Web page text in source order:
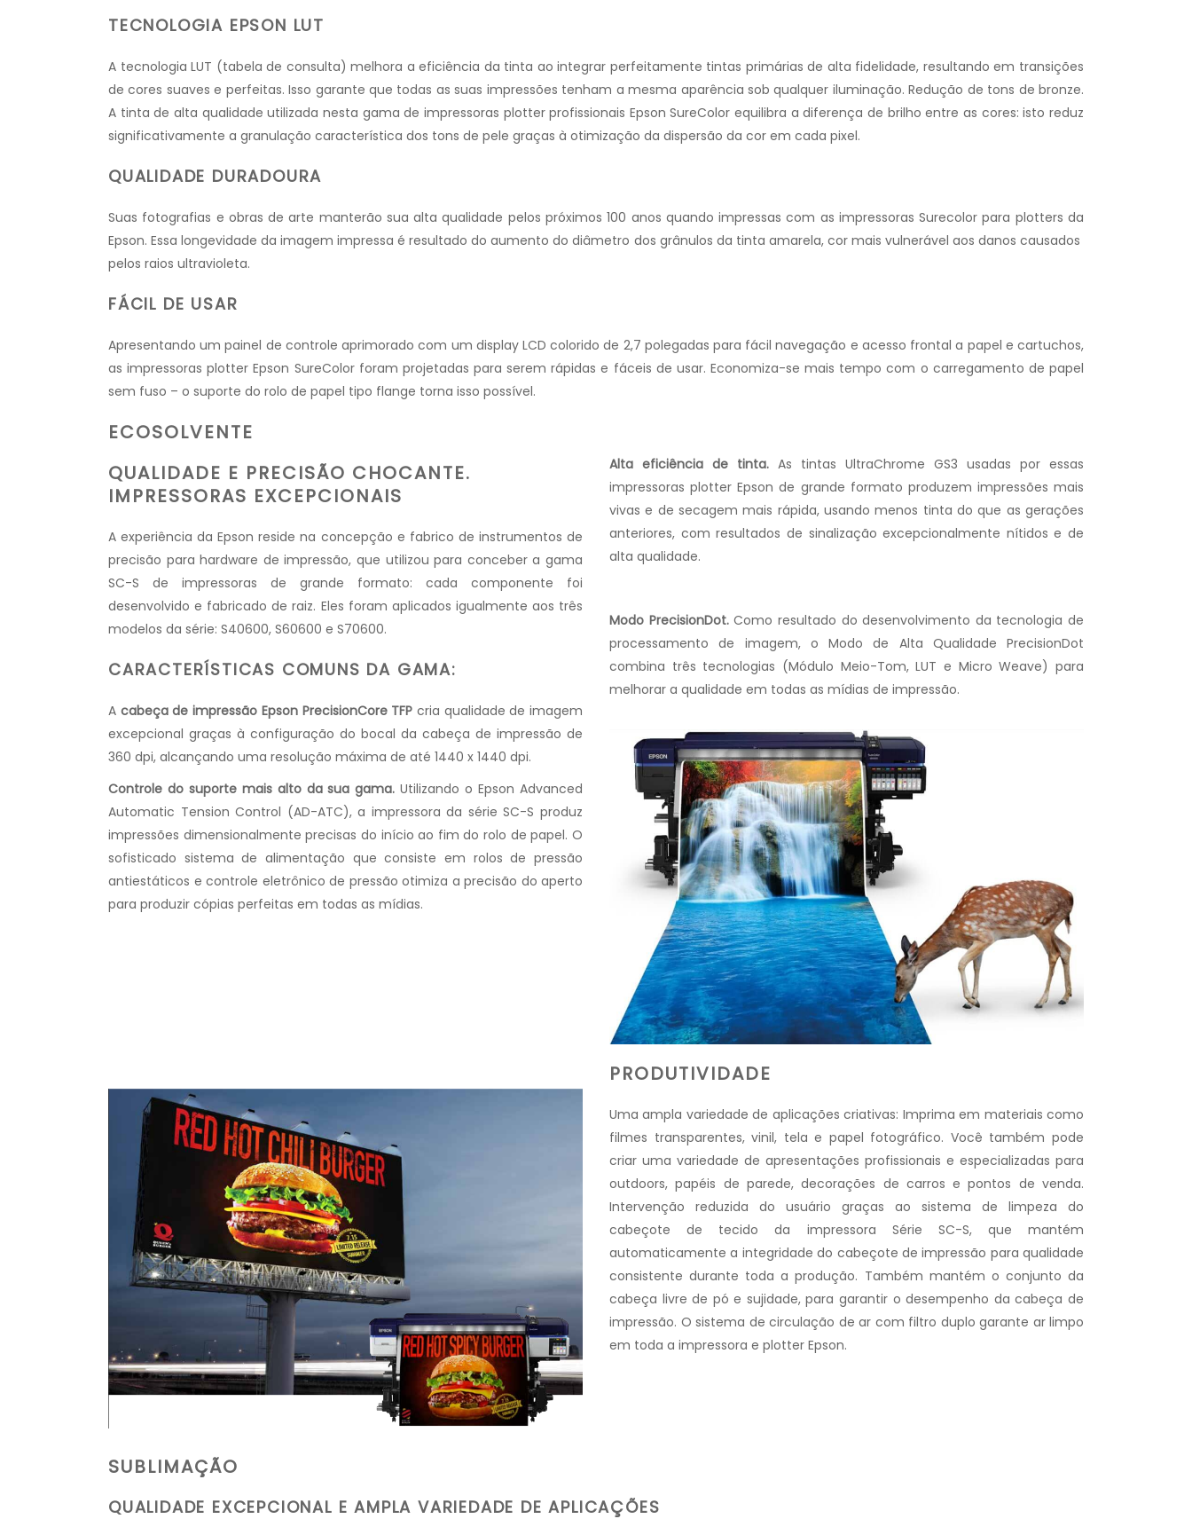
TECNOLOGIA EPSON LUT
A tecnologia LUT (tabela de consulta) melhora a eficiência da tinta ao integrar perfeitamente tintas primárias de alta fidelidade, resultando em transições
de cores suaves e perfeitas. Isso garante que todas as suas impressões tenham a mesma aparência sob qualquer iluminação. Redução de tons de bronze.
A tinta de alta qualidade utilizada nesta gama de impressoras plotter profissionais Epson SureColor equilibra a diferença de brilho entre as cores: isto reduz
significativamente a granulação característica dos tons de pele graças à otimização da dispersão da cor em cada pixel.
QUALIDADE DURADOURA
Suas fotografias e obras de arte manterão sua alta qualidade pelos próximos 100 anos quando impressas com as impressoras Surecolor para plotters da
Epson. Essa longevidade da imagem impressa é resultado do aumento do diâmetro dos grânulos da tinta amarela, cor mais vulnerável aos danos causados ​​
pelos raios ultravioleta.
FÁCIL DE USAR
Apresentando um painel de controle aprimorado com um display LCD colorido de 2,7 polegadas para fácil navegação e acesso frontal a papel e cartuchos,
as impressoras plotter Epson SureColor foram projetadas para serem rápidas e fáceis de usar. Economiza-se mais tempo com o carregamento de papel
sem fuso – o suporte do rolo de papel tipo flange torna isso possível.
ECOSOLVENTE
QUALIDADE E PRECISÃO CHOCANTE.
IMPRESSORAS EXCEPCIONAIS
A experiência da Epson reside na concepção e fabrico de instrumentos de
precisão para hardware de impressão, que utilizou para conceber a gama
SC-S de impressoras de grande formato: cada componente foi
desenvolvido e fabricado de raiz. Eles foram aplicados igualmente aos três
modelos da série: S40600, S60600 e S70600.
CARACTERÍSTICAS COMUNS DA GAMA:
A cabeça de impressão Epson PrecisionCore TFP cria qualidade de imagem
excepcional graças à configuração do bocal da cabeça de impressão de
360 ​​dpi, alcançando uma resolução máxima de até 1440 x 1440 dpi.
Controle do suporte mais alto da sua gama. Utilizando o Epson Advanced
Automatic Tension Control (AD-ATC), a impressora da série SC-S produz
impressões dimensionalmente precisas do início ao fim do rolo de papel. O
sofisticado sistema de alimentação que consiste em rolos de pressão
antiestáticos e controle eletrônico de pressão otimiza a precisão do aperto
para produzir cópias perfeitas em todas as mídias.
Alta eficiência de tinta. As tintas UltraChrome GS3 usadas por essas
impressoras plotter Epson de grande formato produzem impressões mais
vivas e de secagem mais rápida, usando menos tinta do que as gerações
anteriores, com resultados de sinalização excepcionalmente nítidos e de
alta qualidade.
Modo PrecisionDot.Como resultado do desenvolvimento da tecnologia de
processamento de imagem, o Modo de Alta Qualidade PrecisionDot
combina três tecnologias (Módulo Meio-Tom, LUT e Micro Weave) para
melhorar a qualidade em todas as mídias de impressão.
PRODUTIVIDADE
Uma ampla variedade de aplicações criativas: Imprima em materiais como
filmes transparentes, vinil, tela e papel fotográfico. Você também pode
criar uma variedade de apresentações profissionais e especializadas para
outdoors, papéis de parede, decorações de carros e pontos de venda.
Intervenção reduzida do usuário graças ao sistema de limpeza do
cabeçote de tecido da impressora Série SC-S, que mantém
automaticamente a integridade do cabeçote de impressão para qualidade
consistente durante toda a produção. Também mantém o conjunto da
cabeça livre de pó e sujidade, para garantir o desempenho da cabeça de
impressão. O sistema de circulação de ar com filtro duplo garante ar limpo
em toda a impressora e plotter Epson.
SUBLIMAÇÃO
QUALIDADE EXCEPCIONAL E AMPLA VARIEDADE DE APLICAÇÕES